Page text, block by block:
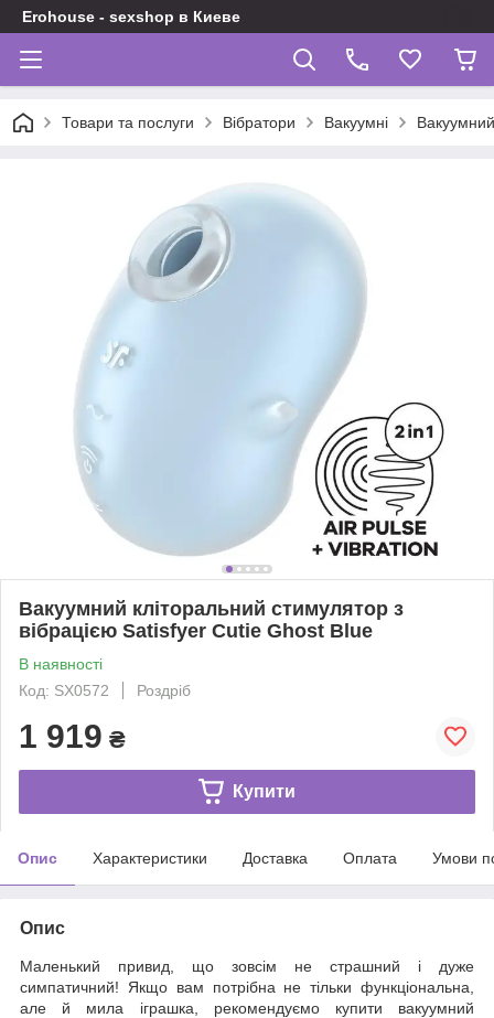
Erohouse - sexshop в Киеве
Товари та послуги Вібратори Вакуумні
Вакуумний кліторальний стимулятор з
вібрацією Satisfyer Cutie Ghost Blue
В наявності
Код: SX0572
Роздріб
1 919 ₴
Купити
Опис Характеристики Доставка Оплата Умови
Опис
Маленький привид, що зовсім не страшний і дуже
симпатичний! Якщо вам потрібна не тільки функціональна,
але й мила іграшка, рекомендуємо купити вакуумний